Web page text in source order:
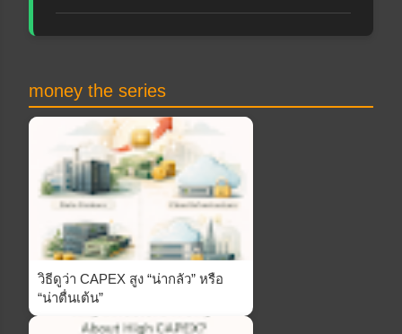
money the series
วิธีดูว่า CAPEX สูง “น่ากลัว” หรือ
“น่าตื่นเต้น”